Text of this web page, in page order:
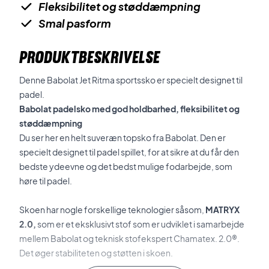
Fleksibilitet og støddæmpning
Smal pasform
PRODUKTBESKRIVELSE
Denne Babolat Jet Ritma sportssko er specielt designet til
padel.
Babolat padelsko med god holdbarhed, fleksibilitet og
støddæmpning
Du ser her en helt suveræn topsko fra Babolat. Den er
specielt designet til padel spillet, for at sikre at du får den
bedste ydeevne og det bedst mulige fodarbejde, som
høre til padel.
Skoen har nogle forskellige teknologier såsom, MATRYX
2.0, som er et eksklusivt stof som er udviklet i samarbejde
mellem Babolat og teknisk stofekspert Chamatex. 2.0®.
Det øger stabiliteten og støtten i skoen.